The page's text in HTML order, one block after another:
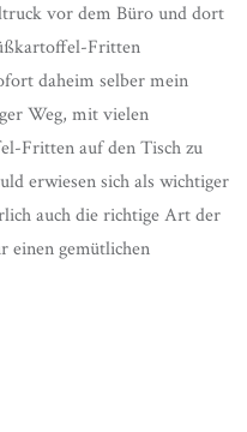
vor dem Büro und dort
Fritten
daheim selber mein
Weg, mit vielen
Fritten auf den Tisch zu
erwiesen sich als wichtiger
auch die richtige Art der
einen gemütlichen